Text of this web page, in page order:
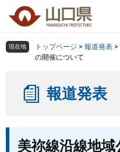
の
ー
組織で探す
検索の仕方 組織で探す
現在地 トップページ > 報道発表 >
の開催について
報道発表
美祢線沿線地